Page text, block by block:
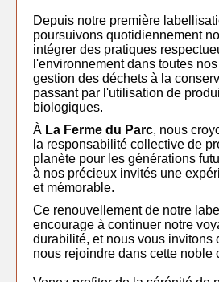
Depuis notre première
poursuivons quotidiennement
intégrer des pratiques
l'environnement dans toutes
gestion des déchets à la
passant par l'utilisation de
biologiques.
À La Ferme du Parc, nous
la responsabilité collective de
planète pour les générations
à nos précieux invités une
et mémorable.
Ce renouvellement de notre label
encourage à continuer notre
durabilité, et nous vous invitons
nous rejoindre dans cette noble